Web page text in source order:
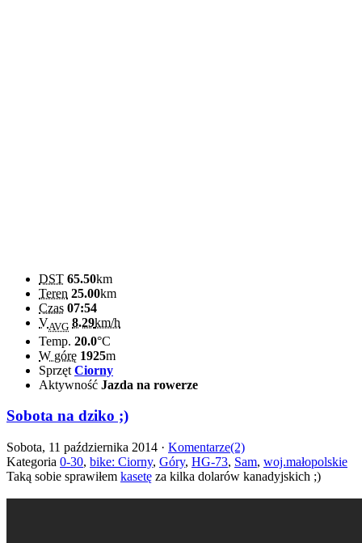
DST 65.50km
Teren 25.00km
Czas 07:54
VAVG 8.29km/h
Temp. 20.0°C
W górę 1925m
Sprzęt Ciorny
Aktywność Jazda na rowerze
Sobota na dziko ;)
Sobota, 11 października 2014 · Komentarze(2)
Kategoria 0-30, bike: Ciorny, Góry, HG-73, Sam, woj.małopolskie
Taką sobie sprawiłem kasetę za kilka dolarów kanadyjskich ;)